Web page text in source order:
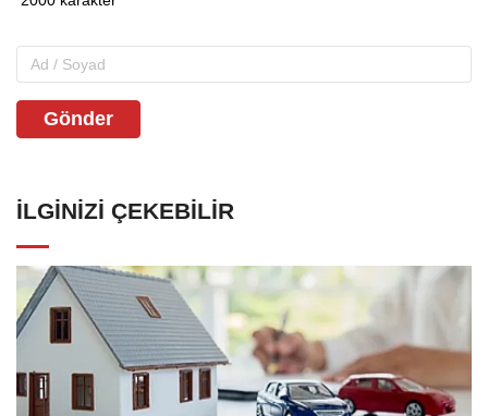
Gönder
İLGINIZI ÇEKEBILIR